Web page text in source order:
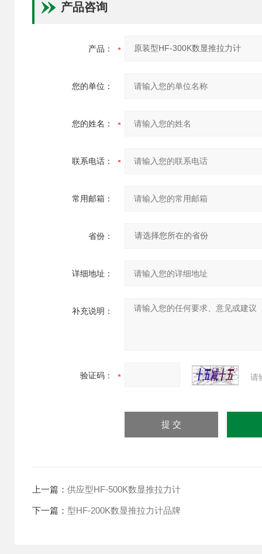
产品咨询
产品：
您的单位：
您的姓名：
联系电话：
常用邮箱：
省份：
详细地址：
补充说明：
验证码： 请
上一篇： 供应型HF-500K数显推拉力计
下一篇： 型HF-200K数显推拉力计品牌